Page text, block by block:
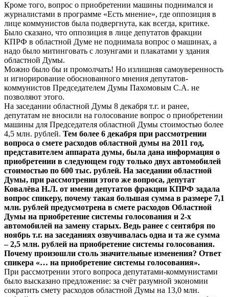
Кроме того, вопрос о приобретении машины поднимался и
журналистами в программе «Есть мнение», где оппозиция в
лице коммунистов была подвергнута, как всегда, критике.
Было сказано, что оппозиция в лице депутатов фракции
КПРФ в областной Думе не поднимала вопрос о машинах, а
надо было митинговать с лозунгами и плакатами у здания
областной Думы.
Можно было бы и промолчать! Но излишняя самоуверенность
и игнорирование обоснованного мнения депутатов-
коммунистов Председателем Думы Пахомовым С.А. не
позволяют этого.
На заседании областной Думы 8 декабря т.г. и ранее,
депутатам не вносили на голосование вопрос о приобретении
машины для Председателя областной Думы стоимостью более
4,5 млн. рублей. Тем более 6 декабря при рассмотрении
вопроса о смете расходов областной думы на 2011 год,
представителем аппарата думы, была дана информация о
приобретении в следующем году только двух автомобилей
стоимостью по 600 тыс. рублей. На заседании областной
Думы, при рассмотрении этого же вопроса, депутат
Ковалёва Н.Л. от имени депутатов фракции КПРФ задала
вопрос спикеру, почему такая большая сумма в размере 7,1
млн. рублей предусмотрена в смете расходов Областной
Думы на приобретение системы голосования и 2-х
автомобилей на замену старых. Ведь ранее с сентября по
ноябрь т.г. на заседаниях озвучивалась одна и та же сумма
– 2,5 млн. рублей на приобретение системы голосования.
Почему произошли столь значительные изменения? Ответ
спикера «… на приобретение системы голосования».
При рассмотрении этого вопроса депутатами-коммунистами
было высказано предложение: за счёт разумной экономии
сократить смету расходов областной Думы на 13,0 млн.